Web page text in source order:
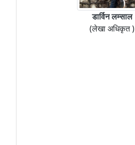
डार्विन लम्साल
(लेखा अधिकृत )